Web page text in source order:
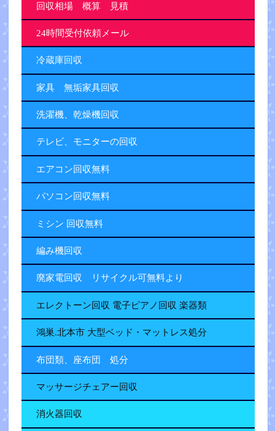
回収相場 概算 見積
24時間受付依頼メール
冷蔵庫回収
家具 無垢家具回収
洗濯機、乾燥機回収
テレビ、モニターの回収
エアコン回収無料
パソコン回収無料
ミシン 回収無料
編み機回収
廃家電回収 リサイクル可無料より
エレクトーン回収 電子ピアノ回収 楽器類
鴻巣.北本市 大型ベッド・マットレス処分
布団類、座布団 処分
マッサージチェアー回収
消火器回収